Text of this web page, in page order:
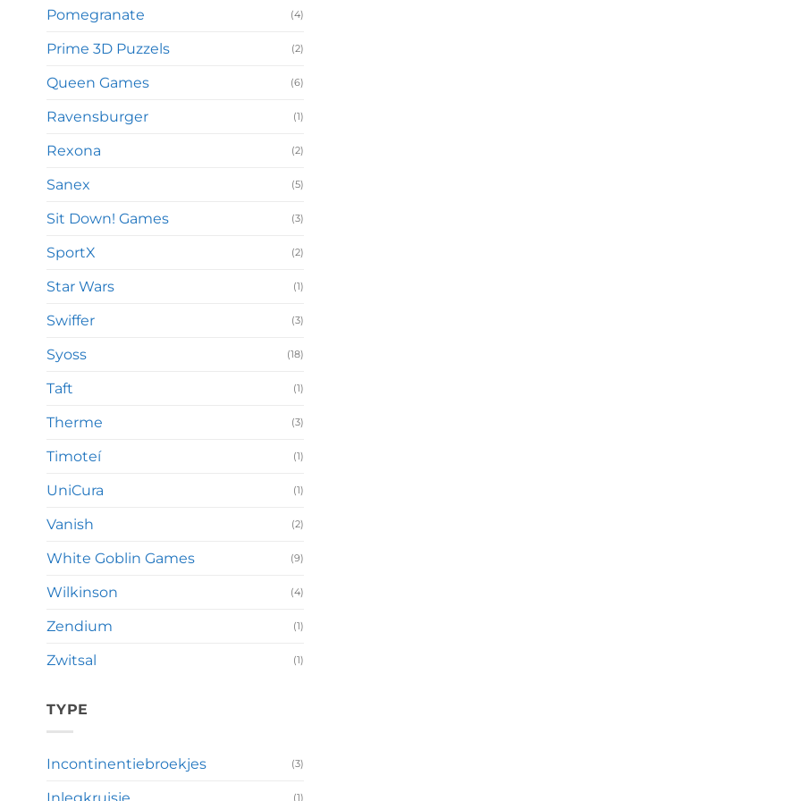
Pomegranate (4)
Prime 3D Puzzels (2)
Queen Games (6)
Ravensburger (1)
Rexona (2)
Sanex (5)
Sit Down! Games (3)
SportX (2)
Star Wars (1)
Swiffer (3)
Syoss (18)
Taft (1)
Therme (3)
Timoteí (1)
UniCura (1)
Vanish (2)
White Goblin Games (9)
Wilkinson (4)
Zendium (1)
Zwitsal (1)
TYPE
Incontinentiebroekjes (3)
(1)